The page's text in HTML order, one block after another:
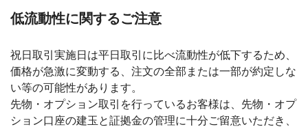
低流動性に関するご注意
祝日取引実施日は平日取引に比べ流動性が低下するため、
価格が急激に変動する、注文の全部または一部が約定しな
い等の可能性があります。
先物・オプション取引を行っているお客様は、先物・オプ
ション口座の建玉と証拠金の管理に十分ご留意いただき、